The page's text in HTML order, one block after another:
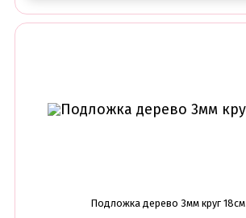
Подложка дерево 3мм круг 18см